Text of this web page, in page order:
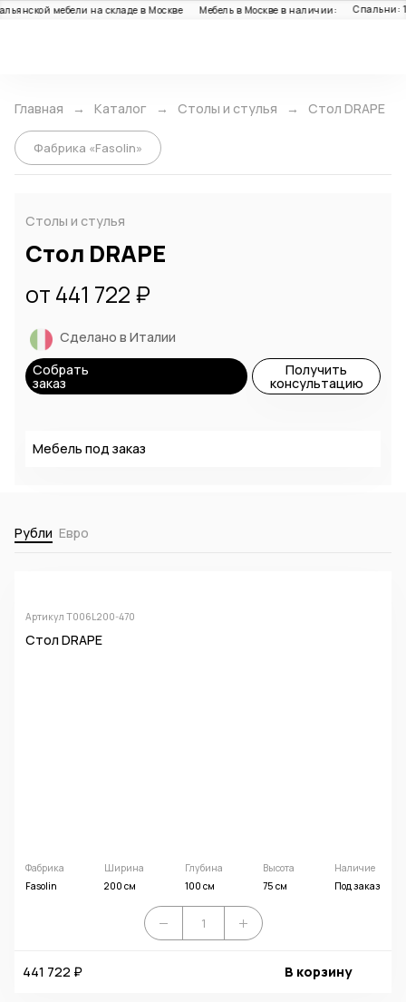
мебели на складе в Москве Мебель в Москве в наличии: Спальни:
Главная Каталог Столы и стулья Стол DRAPE
Фабрика «Fasolin»
Столы и стулья
Стол DRAPE
от 441 722 ₽
Сделано в Италии
Собрать
заказ
Получить
консультацию
Мебель под заказ
Рубли Евро
Артикул Т006L200-470
Стол DRAPE
Фабрика
Fasolin
Ширина
200 см
Глубина
100 см
Высота
75 см
Наличие
Под заказ
441 722 ₽ В корзину